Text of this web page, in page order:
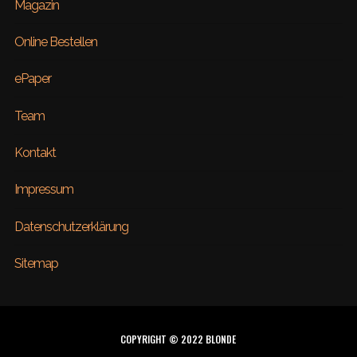
Magazin
Online Bestellen
ePaper
Team
Kontakt
Impressum
Datenschutzerklärung
Sitemap
COPYRIGHT © 2022 BLONDE